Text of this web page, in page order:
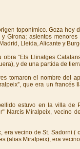
toponímico. Goza hoy
Girona; asientos
Lleida, Alicante y
“Els Llinatges
y de una partida de
tomaron el nombre del
que era un francés
estuvo en la villa de
Narcís Miralpeix, vecino
era vecino de St. Sadorni (
(alias Miralpeix), era